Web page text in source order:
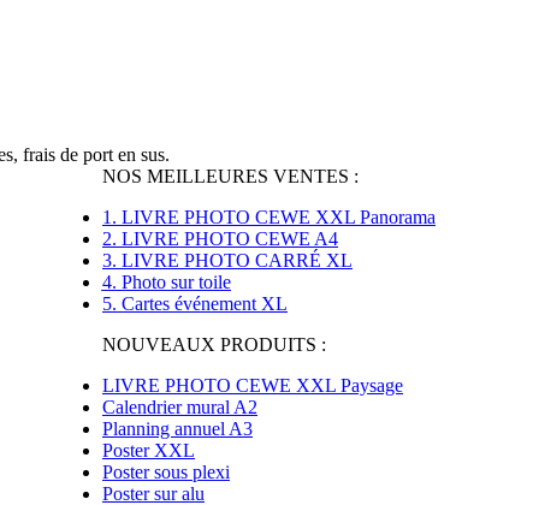
frais de port en sus.
NOS MEILLEURES VENTES :
1. LIVRE PHOTO CEWE XXL Panorama
2. LIVRE PHOTO CEWE A4
3. LIVRE PHOTO CARRÉ XL
4. Photo sur toile
5. Cartes événement XL
NOUVEAUX PRODUITS :
LIVRE PHOTO CEWE XXL Paysage
Calendrier mural A2
Planning annuel A3
Poster XXL
Poster sous plexi
Poster sur alu